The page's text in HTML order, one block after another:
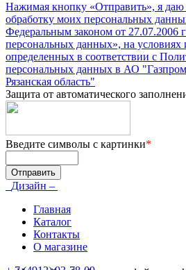
Нажимая кнопку «Отправить», я даю
обработку моих персональных
Федеральным законом от
персональных данных», на условиях
определенных в соответствии с
персональных данных в АО "Газпром
Рязанская область"
Защита от автоматического
Введите символы с картинки*
Дизайн –
Главная
Каталог
Контакты
О магазине